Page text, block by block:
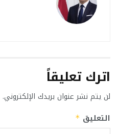
اترك تعليقاً
لن يتم نشر عنوان بريدك الإلكتروني.
التعليق *